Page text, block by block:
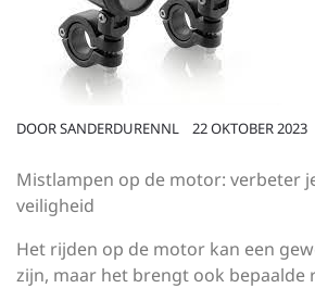
DOORSANDERDURENNL 22 OKTOBER 2023
Mistlampen op de motor: verbeter
veiligheid
Het rijden op de motor kan een
zijn, maar het brengt ook bepaalde